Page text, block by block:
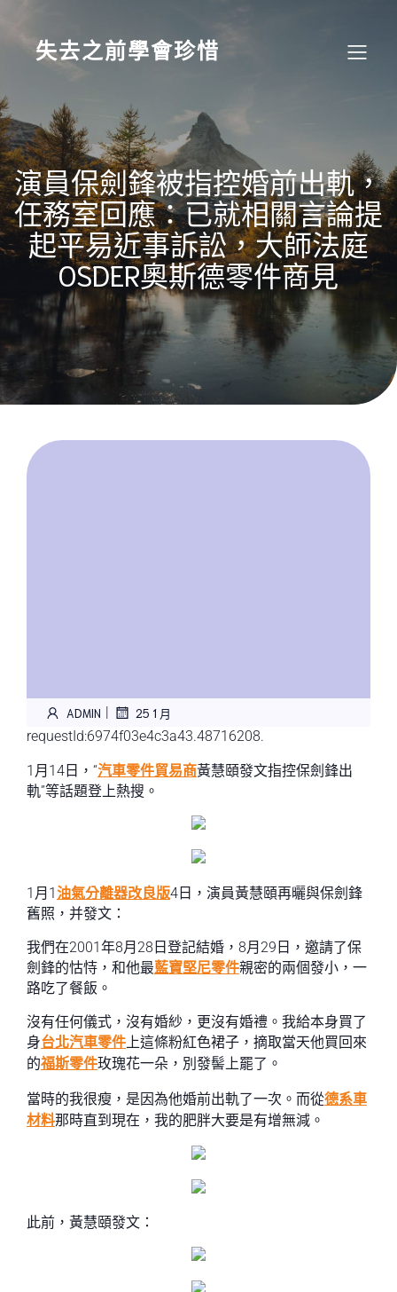
content
失去之前學會珍惜
演員保劍鋒被指控婚前出軌，
任務室回應：已就相關言論提
起平易近事訴訟，大師法庭
OSDER奧斯德零件商見
ADMIN | 25 1 月
requestId:6974f03e4c3a43.48716208.
1月14日，“汽車零件貿易商黃慧頤發文指控保劍鋒出
軌”等話題登上熱搜。
1月1油氣分離器改良版4日，演員黃慧頤再曬與保劍鋒
舊照，并發文：
我們在2001年8月28日登記結婚，8月29日，邀請了保
劍鋒的怙恃，和他最藍寶堅尼零件親密的兩個發小，一
路吃了餐飯。
沒有任何儀式，沒有婚紗，更沒有婚禮。我給本身買了
身台北汽車零件上這條粉紅色裙子，摘取當天他買回來
的福斯零件玫瑰花一朵，別發髻上罷了。
當時的我很瘦，是因為他婚前出軌了一次。而從德系車
材料那時直到現在，我的肥胖大要是有增無減。
此前，黃慧頤發文：